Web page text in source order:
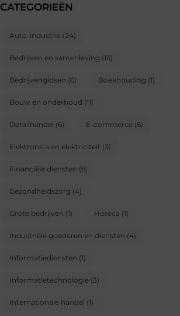
CATEGORIEËN
Auto-industrie (24)
Bedrijven en samenleving (13)
Bedrijvengidsen (6) Boekhouding (1)
Bouw en onderhoud (11)
Detailhandel (6) E-commerce (6)
Elektronica en elektriciteit (3)
Financiële diensten (6)
Gezondheidszorg (4)
Grote bedrijven (1) Horeca (1)
Industriële goederen en diensten (4)
Informatiediensten (1)
Informatietechnologie (3)
Internationale handel (1)